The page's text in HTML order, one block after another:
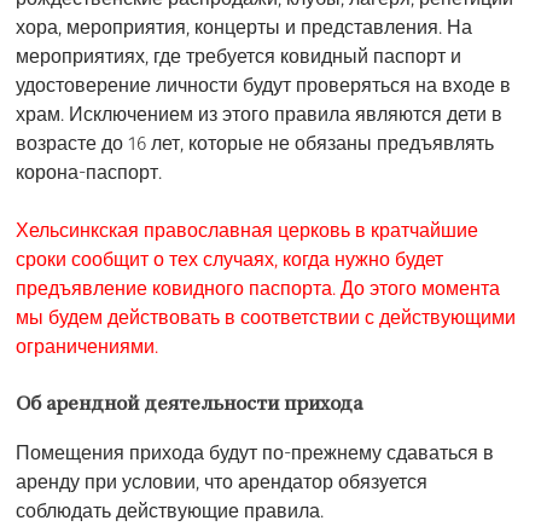
хора, мероприятия, концерты и представления. На
мероприятиях, где требуется ковидный паспорт и
удостоверение личности будут проверяться на входе в
храм. Исключением из этого правила являются дети в
возрасте до 16 лет, которые не обязаны предъявлять
корона-паспорт.
Хельсинкская православная церковь в кратчайшие
сроки сообщит о тех случаях, когда нужно будет
предъявление ковидного паспорта. До этого момента
мы будем действовать в соответствии с действующими
ограничениями.
Об арендной деятельности прихода
Помещения прихода будут по-прежнему сдаваться в
аренду при условии, что арендатор обязуется
соблюдать действующие правила.